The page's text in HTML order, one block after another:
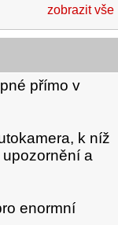
zobrazit vše
přímo v
k níž
a
enormní